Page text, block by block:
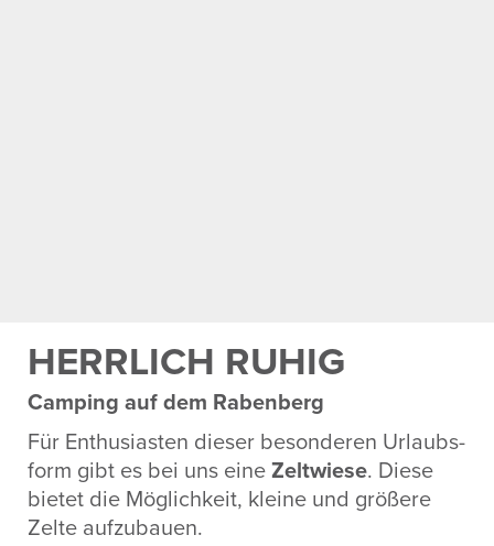
HERR­LICH RUHIG
Camping auf dem Raben­berg
Für Enthu­si­asten dieser beson­deren Urlaubs­
form gibt es bei uns eineZelt­wiese. Diese
bietet die Möglich­keit, kleine und größere
Zelte aufzu­bauen.